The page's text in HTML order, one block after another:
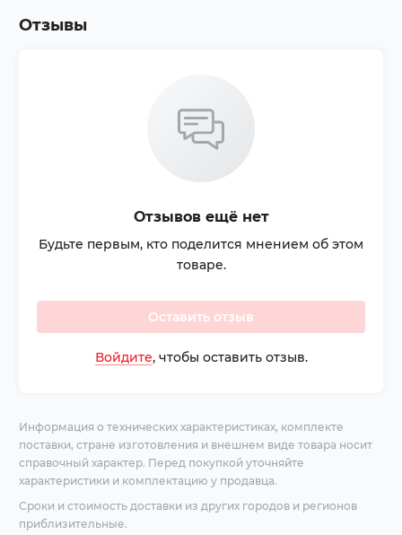
Отзывы
Отзывов ещё нет
Будьте первым, кто поделится мнением об этом
товаре.
Оставить отзыв
Войдите, чтобы оставить отзыв.
Информация о технических характеристиках, комплекте
поставки, стране изготовления и внешнем виде товара носит
справочный характер. Перед покупкой уточняйте
характеристики и комплектацию у продавца.
Сроки и стоимость доставки из других городов и регионов
приблизительные.